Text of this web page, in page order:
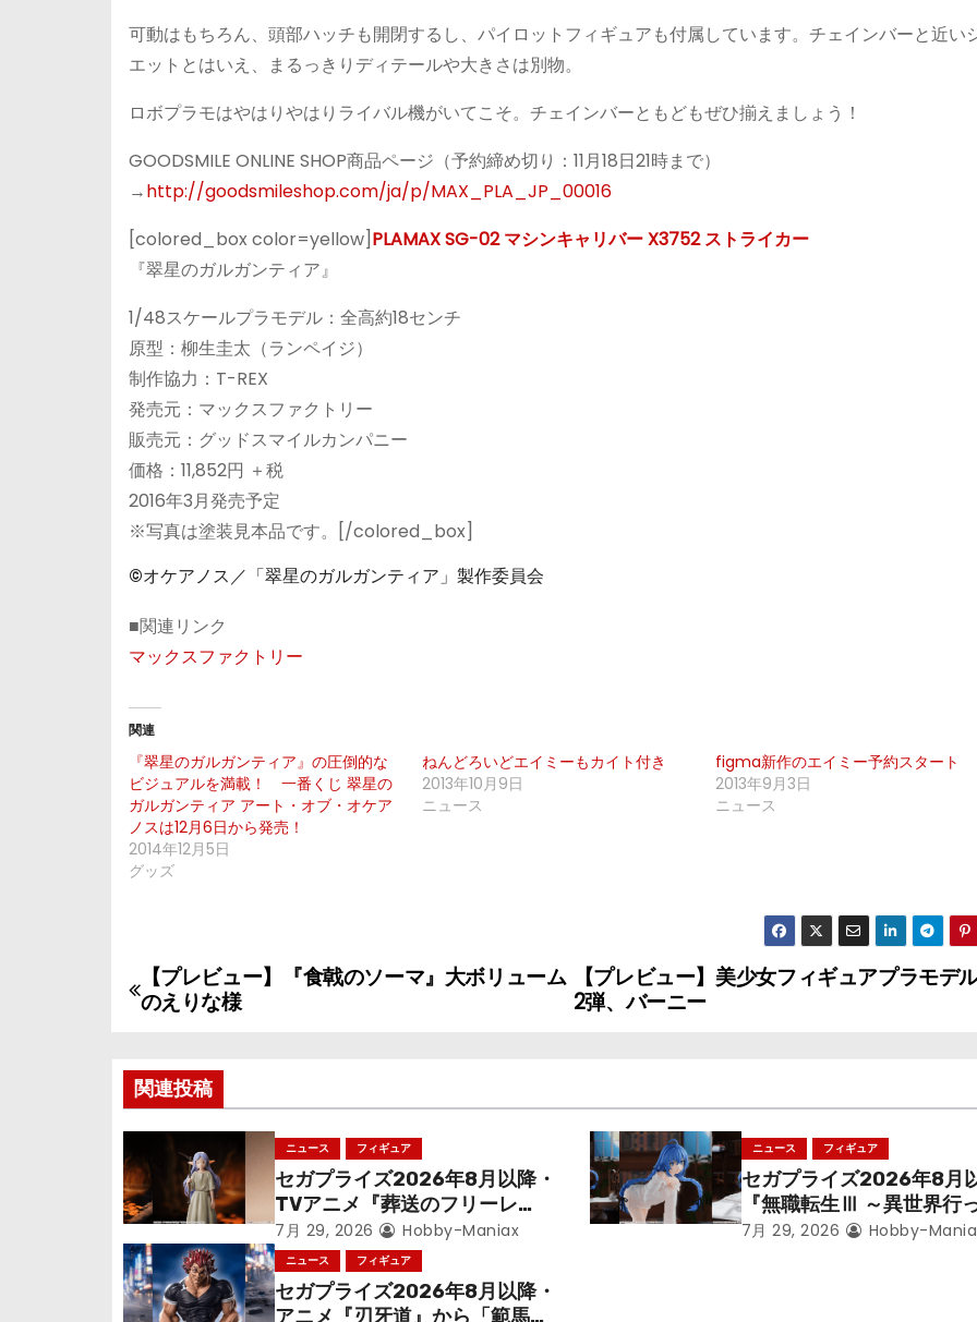
可動はもちろん、頭部ハッチも開閉するし、パイロットフィギュアも付属しています。チェインバーと近い
エットとはいえ、まるっきりディテールや大きさは別物。
ロボプラモはやはりやはりライバル機がいてこそ。チェインバーともどもぜひ揃えましょう！
GOODSMILE ONLINE SHOP商品ページ（予約締め切り：11月18日21時まで）
→http://goodsmileshop.com/ja/p/MAX_PLA_JP_00016
[colored_box color=yellow]PLAMAX SG-02 マシンキャリバー X3752 ストライカー
『翠星のガルガンティア』
1/48スケールプラモデル：全高約18センチ
原型：柳生圭太（ランペイジ）
制作協力：T-REX
発売元：マックスファクトリー
販売元：グッドスマイルカンパニー
価格：11,852円 ＋税
2016年3月発売予定
※写真は塗装見本品です。[/colored_box]
©オケアノス／「翠星のガルガンティア」製作委員会
■関連リンク
マックスファクトリー
関連
『翠星のガルガンティア』の圧倒的な
ビジュアルを満載！ 一番くじ 翠星の
ガルガンティア アート・オブ・オケア
ノスは12月6日から発売！
2014年12月5日
グッズ
ねんどろいどエイミーもカイト付き
2013年10月9日
ニュース
figma新作のエイミー予約スタート
2013年9月3日
ニュース
投
ナ
ビ
ゲ
ー
シ
ョ
【プレビュー】美少女フィギュアプラモデ
2弾、バーニー
【プレビュー】『食戟のソーマ』大ボリューム
のえりな様
関連投稿
ニュース フィギュア
セガプライズ2026年8月以降・
TVアニメ『葬送のフリーレ
ン』鉱山で300年働くことにな
っっちゃった「フリーレン」を
立体化！
7月 29, 2026 Hobby-Maniax
ニュース フィギュア
セガプライズ2026年8月
『無職転生Ⅲ ～異世界行
本気だす～』から「ロキ
7月 29, 2026 Hobby-
ニュース フィギュア
セガプライズ2026年8月以降・
アニメ『刃牙道』から「範馬勇